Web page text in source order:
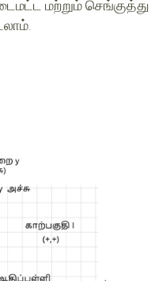
மற்றும் செங்குத்து